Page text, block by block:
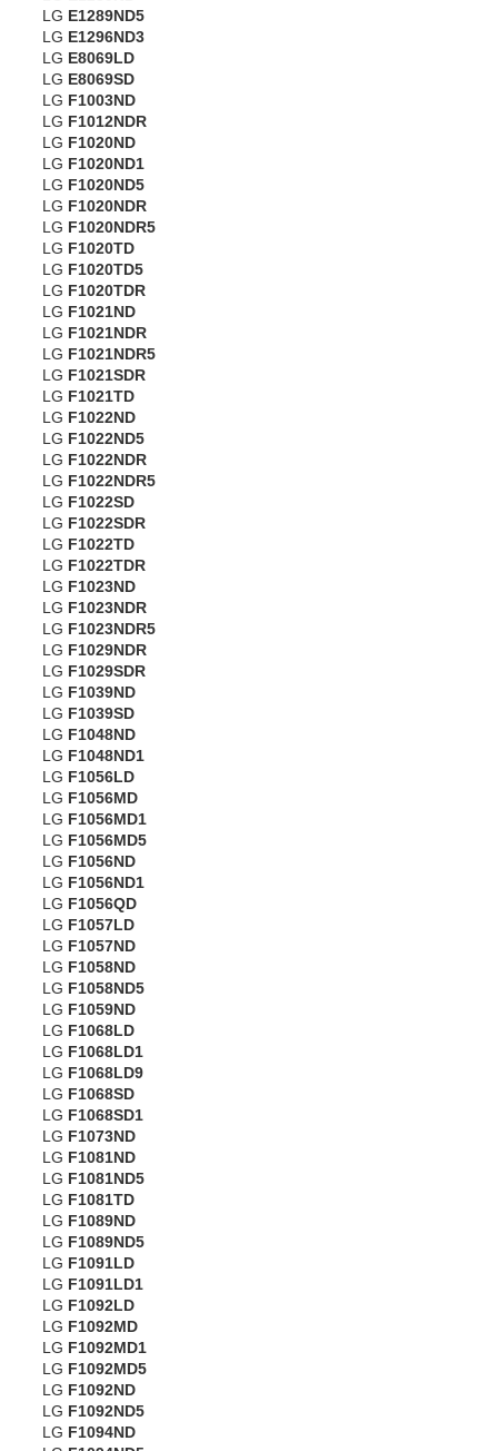
LG E1289ND5
LG E1296ND3
LG E8069LD
LG E8069SD
LG F1003ND
LG F1012NDR
LG F1020ND
LG F1020ND1
LG F1020ND5
LG F1020NDR
LG F1020NDR5
LG F1020TD
LG F1020TD5
LG F1020TDR
LG F1021ND
LG F1021NDR
LG F1021NDR5
LG F1021SDR
LG F1021TD
LG F1022ND
LG F1022ND5
LG F1022NDR
LG F1022NDR5
LG F1022SD
LG F1022SDR
LG F1022TD
LG F1022TDR
LG F1023ND
LG F1023NDR
LG F1023NDR5
LG F1029NDR
LG F1029SDR
LG F1039ND
LG F1039SD
LG F1048ND
LG F1048ND1
LG F1056LD
LG F1056MD
LG F1056MD1
LG F1056MD5
LG F1056ND
LG F1056ND1
LG F1056QD
LG F1057LD
LG F1057ND
LG F1058ND
LG F1058ND5
LG F1059ND
LG F1068LD
LG F1068LD1
LG F1068LD9
LG F1068SD
LG F1068SD1
LG F1073ND
LG F1081ND
LG F1081ND5
LG F1081TD
LG F1089ND
LG F1089ND5
LG F1091LD
LG F1091LD1
LG F1092LD
LG F1092MD
LG F1092MD1
LG F1092MD5
LG F1092ND
LG F1092ND5
LG F1094ND